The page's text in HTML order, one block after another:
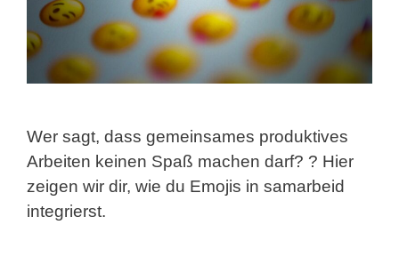
Wer sagt, dass gemeinsames produktives
Arbeiten keinen Spaß machen darf? ? Hier
zeigen wir dir, wie du Emojis in samarbeid
integrierst.